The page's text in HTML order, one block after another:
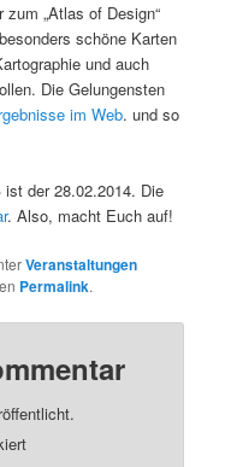
zum „Atlas of Design“
schöne Karten
und auch
Die Gelungensten
im Web. und so
der 28.02.2014. Die
. Also, macht Euch auf!
Veranstaltungen
Permalink.